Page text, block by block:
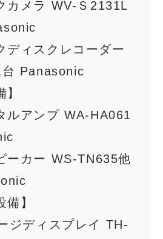
カメラ WV-Ｓ2131L
ディスクレコーダー
Panasonic
】
ルアンプ WA-HA061
ーカー WS-TN635他
備】
ジディスプレイ TH-